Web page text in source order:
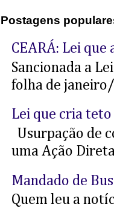
Postagens
CEARÁ: Lei
Sancionada a
folha de
Lei que cria
Usurpação de
uma Ação
Mandado de
Quem leu a